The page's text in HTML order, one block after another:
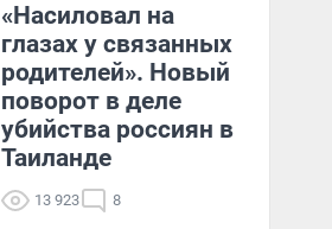
«Насиловал на
глазах у связанных
родителей». Новый
поворот в деле
убийства россиян в
Таиланде
13 923 8